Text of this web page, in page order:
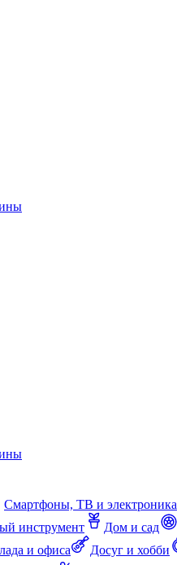
Смартфоны, ТВ и электроника
инструмент Дом и сад
и офиса
Досуг и хобби